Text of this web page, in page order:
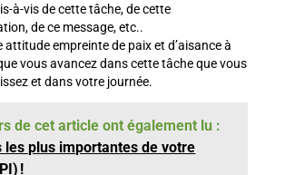
à-vis de cette tâche, de cette
de ce message, etc..
attitude empreinte de paix et d’aisance à
vous avancez dans cette tâche que vous
et dans votre journée.
de cet article ont également lu :
les plus importantes de votre
!